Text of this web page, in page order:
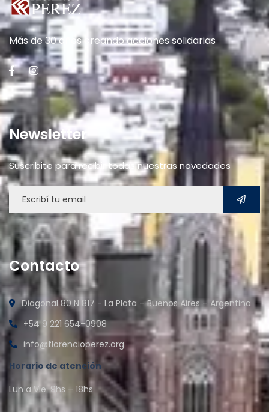
Más de 30 años creando acciones solidarias
Newsletter
Suscribite para recibir todas nuestras novedades
Contacto
Diagonal 80 N 817 - La Plata – Buenos Aires – Argentina
+54 9 221 654-0908
info@florencioperez.org
Horario de atención
Lun a Vie: 9hs – 18hs